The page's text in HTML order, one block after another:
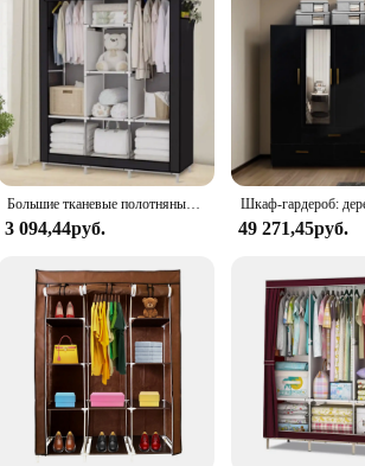
Большие тканевые полотняные шкафы с подвесным шкафом для хранения одежды
3 094,44руб. 49 271,45руб.